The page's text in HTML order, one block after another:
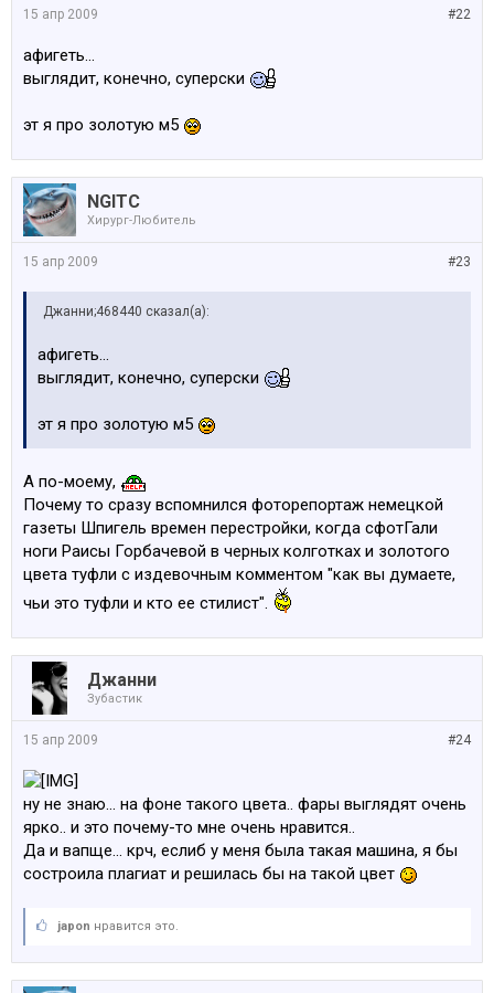
#22
15 апр 2009
афигеть...
выглядит, конечно, суперски
эт я про золотую м5
NGITC
Хирург-Любитель
#23
15 апр 2009
Джанни;468440 сказал(а):
афигеть...
выглядит, конечно, суперски
эт я про золотую м5
А по-моему,
Почему то сразу вспомнился фоторепортаж немецкой
газеты Шпигель времен перестройки, когда сфотГали
ноги Раисы Горбачевой в черных колготках и золотого
цвета туфли с издевочным комментом "как вы думаете,
чьи это туфли и кто ее стилист".
Джанни
Зубастик
#24
15 апр 2009
ну не знаю... на фоне такого цвета.. фары выглядят очень
ярко.. и это почему-то мне очень нравится..
Да и вапще... крч, еслиб у меня была такая машина, я бы
состроила плагиат и решилась бы на такой цвет
japon нравится это.